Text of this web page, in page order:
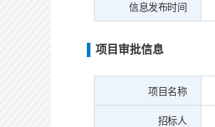
信息发布时间
项目审批信息
项目名称
招标人